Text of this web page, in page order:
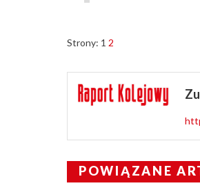
Strony: 1 2
POWIĄZANE